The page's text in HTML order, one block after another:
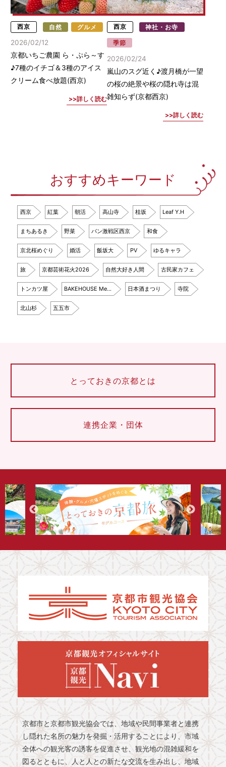
西京 自然 グルメ
2026/02/12
京都いちご農園 ら・ぷら～す
♪7種のイチゴ＆3種のアイス
クリーム食べ放題(西京)
詳しく読む
西京 神社・お寺
季節
2026/02/24
嵐山のスグ近く♪渡月橋が一望
の桜の絶景や桜の隠れ寺は混
雑知らず(京都西京)
詳しく読む
おすすめキーワード
西京 紅葉 朝活 高山寺 桂坂 Leaf Y.H
まちあるき 野菜 パン激戦区西京 和食
京北桜めぐり 婚活 飯坂大 PV ゆるキャラ
旅 京都芸術花火2026 自然大好き人間 古民家カフェ
トンカツ屋 BAKEHOUSE Me… 日本酒まつり 寺院
北山杉 五五市
とっておきの京都とは
連携企業・団体
京都市と京都市観光協会では、地域や民間事業者と連携
し隠れた名所の魅力を発掘・活用することにより、市域
全体への観光客の誘客を促進させ、観光地の混雑緩和を
図るとともに、人と人との新たな交流を生み出し、地域